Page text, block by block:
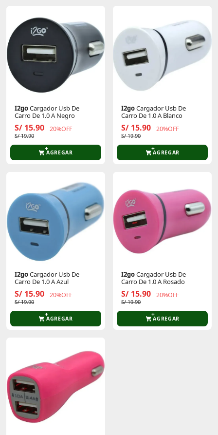
I2goCargador Usb De
Carro De 1.0 A Negro
S/ 15.90 20%OFF
S/ 19.90
AGREGAR
I2goCargador Usb De
Carro De 1.0 A Blanco
S/ 15.90 20%OFF
S/ 19.90
AGREGAR
I2goCargador Usb De
Carro De 1.0 A Azul
S/ 15.90 20%OFF
S/ 19.90
AGREGAR
I2goCargador Usb De
Carro De 1.0 A Rosado
S/ 15.90 20%OFF
S/ 19.90
AGREGAR